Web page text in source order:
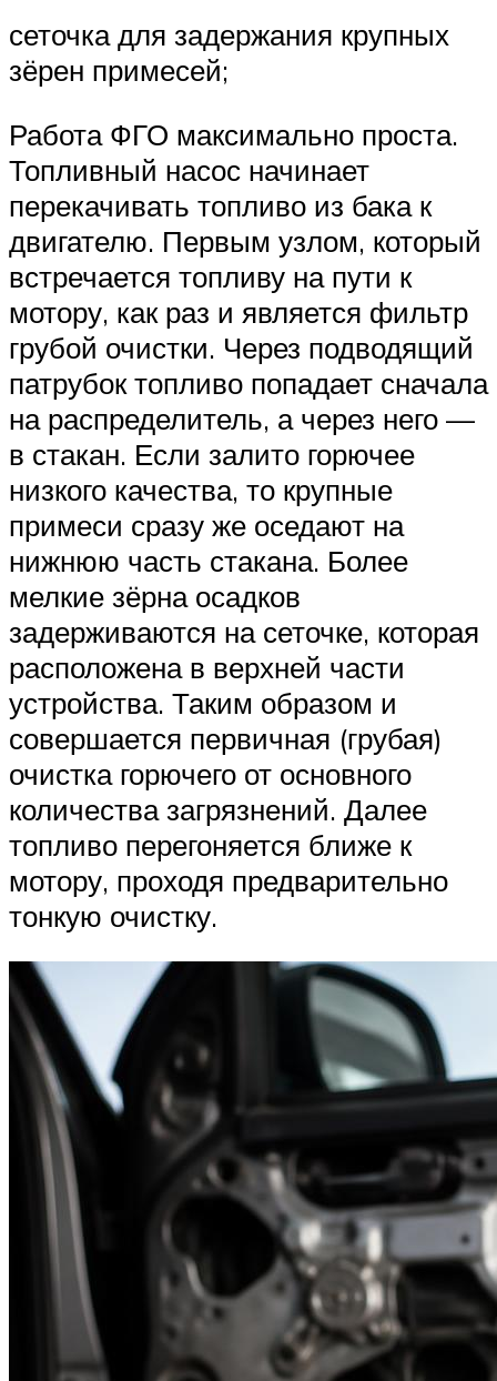
сеточка для задержания крупных
зёрен примесей;
Работа ФГО максимально проста.
Топливный насос начинает
перекачивать топливо из бака к
двигателю. Первым узлом, который
встречается топливу на пути к
мотору, как раз и является фильтр
грубой очистки. Через подводящий
патрубок топливо попадает сначала
на распределитель, а через него —
в стакан. Если залито горючее
низкого качества, то крупные
примеси сразу же оседают на
нижнюю часть стакана. Более
мелкие зёрна осадков
задерживаются на сеточке, которая
расположена в верхней части
устройства. Таким образом и
совершается первичная (грубая)
очистка горючего от основного
количества загрязнений. Далее
топливо перегоняется ближе к
мотору, проходя предварительно
тонкую очистку.